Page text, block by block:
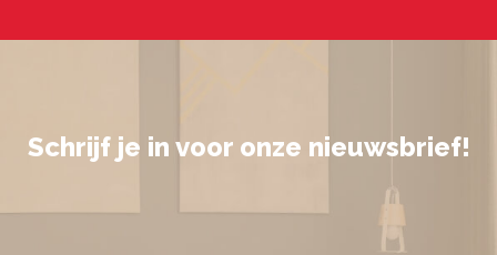
Schrijf je in voor onze nieuwsbrief!